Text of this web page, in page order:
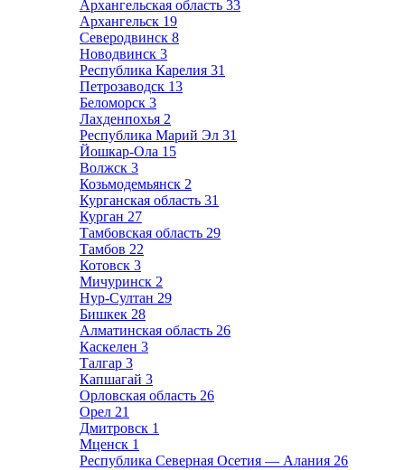
Архангельская область 33
Архангельск 19
Северодвинск 8
Новодвинск 3
Республика Карелия 31
Петрозаводск 13
Беломорск 3
Лахденпохья 2
Республика Марий Эл 31
Йошкар-Ола 15
Волжск 3
Козьмодемьянск 2
Курганская область 31
Курган 27
Тамбовская область 29
Тамбов 22
Котовск 3
Мичуринск 2
Нур-Султан 29
Бишкек 28
Алматинская область 26
Каскелен 3
Талгар 3
Капшагай 3
Орловская область 26
Орел 21
Дмитровск 1
Мценск 1
Республика Северная Осетия — Алания 26